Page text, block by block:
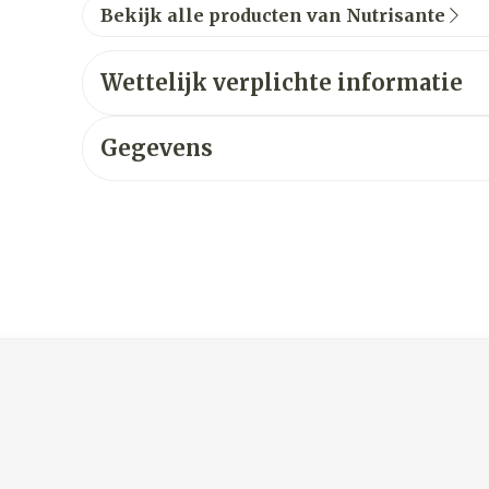
Bekijk alle producten van Nutrisante
Wettelijk verplichte informatie
Gegevens